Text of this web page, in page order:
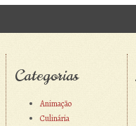
Categorias
Animação
Culinária